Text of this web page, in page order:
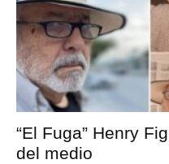
“El Fuga” Henry
del medio